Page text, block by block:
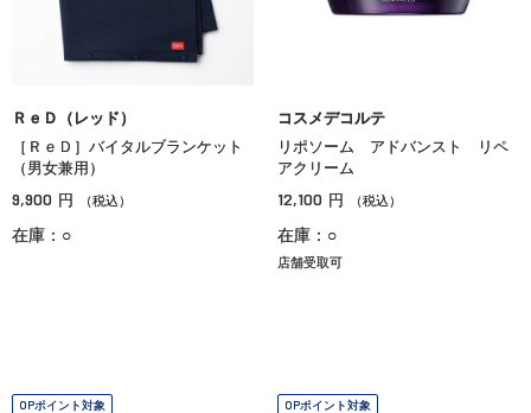
ＲｅＤ（レッド）
［ＲｅＤ］バイタルブランケット
（男女兼用）
9,900 円 （税込）
在庫：○
コスメデコルテ
リポソーム アドバンスト リペ
アクリーム
12,100 円 （税込）
在庫：○
店舗受取可
OPポイント対象 OPポイント対象